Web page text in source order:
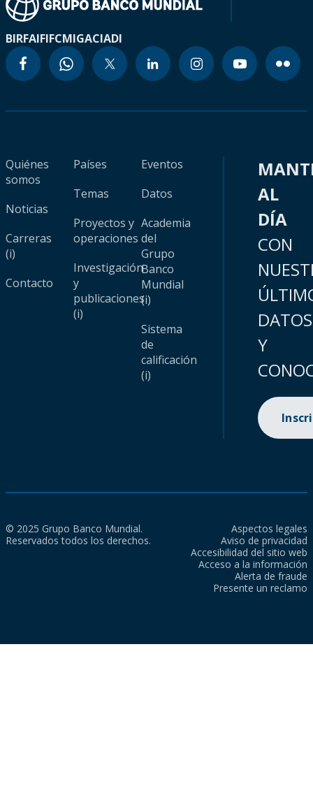
BIRFAIFIFCMIGACIADI
Quiénes
somos
Noticias
Carreras
(i)
Contacto
Países
Temas
Proyectos y
operaciones
Investigación
y
publicaciones
(i)
Eventos
Datos
Academia
del
Grupo
Banco
Mundial
(i)
Sistema
de
calificación
(i)
AL
DÍA
CON
DATOS
Y
© 2025 Grupo Banco Mundial.
Reservados todos los derechos.
Aspectos legales
Aviso de privacidad
Accesibilidad del sitio web
Acceso a la información
Alerta de fraude
Presente un reclamo